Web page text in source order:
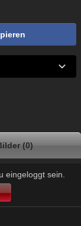
(0)
eingeloggt sein.